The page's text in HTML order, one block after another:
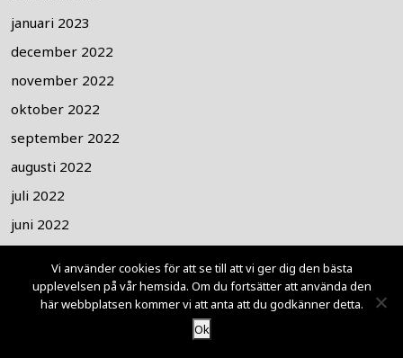
januari 2023
december 2022
november 2022
oktober 2022
september 2022
augusti 2022
juli 2022
juni 2022
april 2022
mars 2022
Vi använder cookies för att se till att vi ger dig den bästa
upplevelsen på vår hemsida. Om du fortsätter att använda den
här webbplatsen kommer vi att anta att du godkänner detta.
Ok